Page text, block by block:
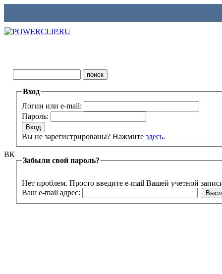
ВК
Вход
Логин или e-mail:
Пароль:
Вы не зарегистрированы? Нажмите здесь.
Забыли свой пароль?
Нет проблем. Просто введите e-mail Вашей учетной
Ваш e-mail адрес: